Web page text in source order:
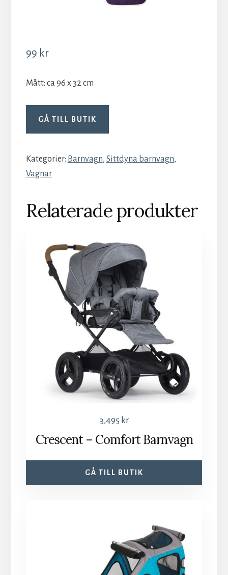
99 kr
Mått: ca 96 x 32 cm
GÅ TILL BUTIK
Kategorier: Barnvagn, Sittdyna barnvagn,
Vagnar
Relaterade produkter
3,495 kr
Crescent – Comfort Barnvagn
GÅ TILL BUTIK